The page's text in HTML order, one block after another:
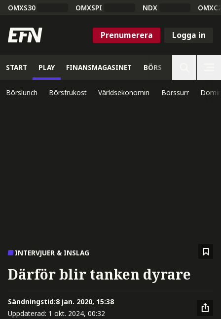
OMXS30 OMXSPI NDX
Prenumerera Logga in
START PLAY FINANSMAGASINET BÖRS
Börslunch Börsfrukost Världsekonomin Börssurr
INTERVJUER & INSLAG
Därför blir tanken dyrare
Sändningstid:8 jan. 2020, 15:38
Uppdaterad: 1 okt. 2024, 00:32